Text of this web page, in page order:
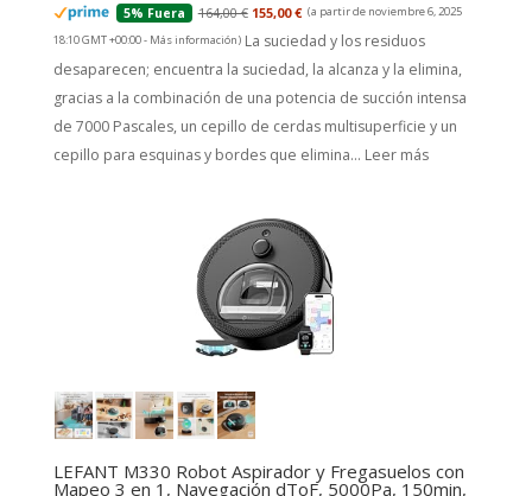
5% Fuera 164,00 € 155,00 € (a partir de noviembre 6, 2025
18:10 GMT +00:00 - Más información) La suciedad y los residuos
desaparecen; encuentra la suciedad, la alcanza y la elimina,
gracias a la combinación de una potencia de succión intensa
de 7000 Pascales, un cepillo de cerdas multisuperficie y un
cepillo para esquinas y bordes que elimina... Leer más
LEFANT M330 Robot Aspirador y Fregasuelos con
Mapeo 3 en 1, Navegación dToF, 5000Pa, 150min,